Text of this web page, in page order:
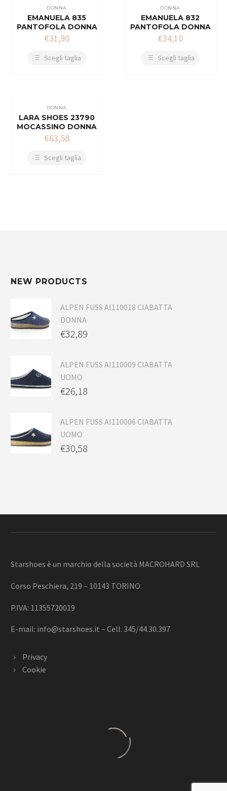
DONNA
EMANUELA 835
PANTOFOLA DONNA
€31,90
Scegli taglia
DONNA
EMANUELA 832
PANTOFOLA DONNA
€34,10
Scegli taglia
DONNA
LARA SHOES 23790
MOCASSINO DONNA
€63,58
Scegli taglia
NEW PRODUCTS
ALPEN FUSS AI110018 CIABATTA
DONNA
€32,89
ALPEN FUSS AI110009 CIABATTA
UOMO
€26,18
ALPEN FUSS AI110006 CIABATTA
UOMO
€30,58
Starshoes è un marchio della società MACROHARD SRL
Corso Peschiera, 219 – 10143 TORINO
P.IVA: 11355720019
E-mail: info@starshoes.it – Cell. 345/44.30.397
Privacy
Cookie